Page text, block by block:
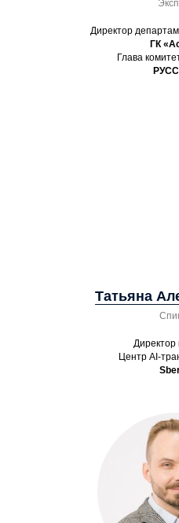
Директор
ГК
Глава
Татьяна
Директор
Центр AI-